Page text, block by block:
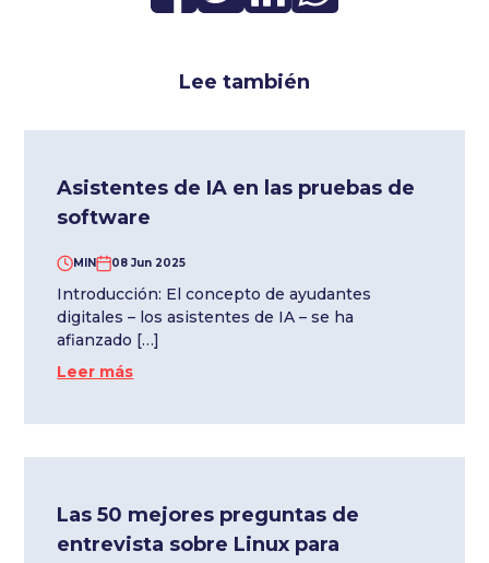
Lee también
Asistentes de IA en las pruebas de
software
MIN 08 Jun 2025
Introducción: El concepto de ayudantes
digitales – los asistentes de IA – se ha
afianzado […]
Leer más
Las 50 mejores preguntas de
entrevista sobre Linux para